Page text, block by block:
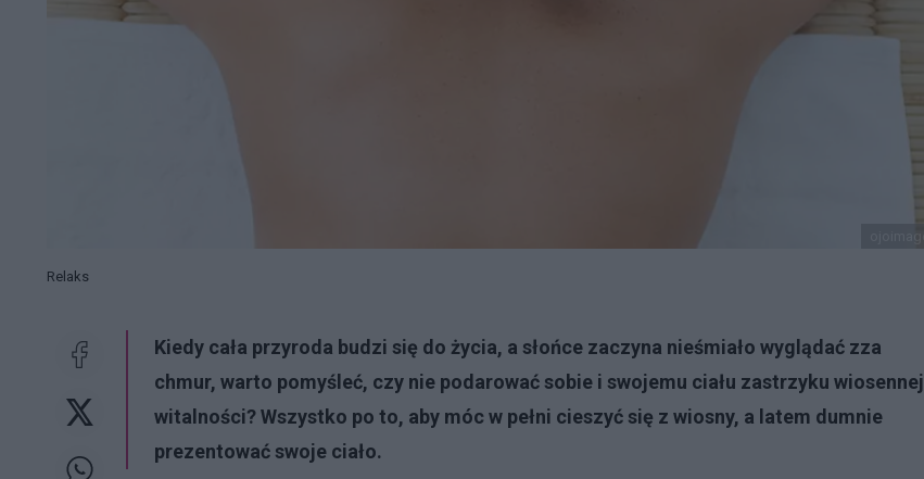
Relaks
Kiedy cała przyroda budzi się do życia, a słońce zaczyna nieśmiało wyglądać zza
chmur, warto pomyśleć, czy nie podarować sobie i swojemu ciału zastrzyku wiosennej
witalności? Wszystko po to, aby móc w pełni cieszyć się z wiosny, a latem dumnie
prezentować swoje ciało.